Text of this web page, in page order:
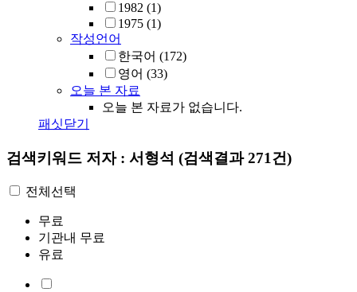
1982 (1)
1975 (1)
작성언어
한국어 (172)
영어 (33)
오늘 본 자료
오늘 본 자료가 없습니다.
패싯닫기
검색키워드 저자 : 서형석 (검색결과 271건)
전체선택
무료
기관내 무료
유료